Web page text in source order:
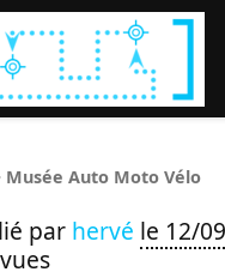
Musée Auto Moto Vélo
par hervé le 12/